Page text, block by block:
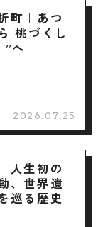
町｜あつ
桃づくし
”へ
2026.07.25
人生初の
、世界遺
巡る歴史